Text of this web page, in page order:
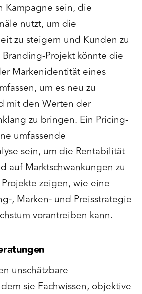
Kampagne sein, die
nutzt, um die
zu steigern und Kunden zu
Projekt könnte die
Markenidentität eines
um es neu zu
mit den Werten der
zu bringen. Ein Pricing-
umfassende
sein, um die Rentabilität
auf Marktschwankungen zu
zeigen, wie eine
, Marken- und Preisstrategie
vorantreiben kann.
unschätzbare
sie Fachwissen, objektive